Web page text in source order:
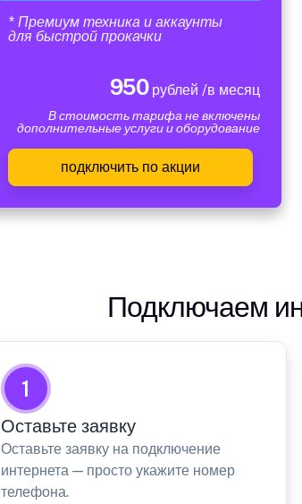
* Премиум техника и аккаунты
для быстрой прокачки
950рублей /в месяц
В стоимость тарифа не включены
дополнительные услуги и оборудование
подключить по акции
Подключаем
1
Оставьте заявку
Оставьте заявку на подключение
интернета — просто укажите номер
телефона.